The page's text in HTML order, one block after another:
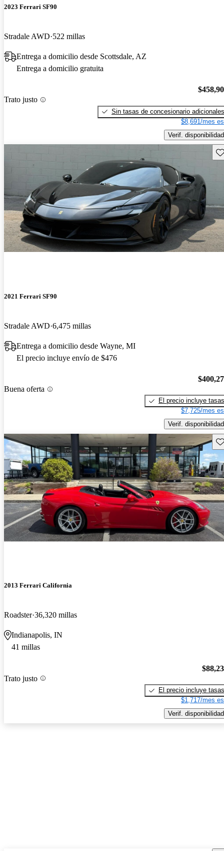
2023 Ferrari SF90
Stradale AWD 522 millas
Entrega a domicilio desde Scottsdale, AZ
Entrega a domicilio gratuita
Trato justo
Sin tasas de concesionario adicionales
$8,691/mes
Verif. disponibilidad
2021 Ferrari SF90
Stradale AWD 6,475 millas
Entrega a domicilio desde Wayne, MI
El precio incluye envío de $476
Buena oferta
El precio incluye tasas
$7,725/mes
Verif. disponibilidad
2013 Ferrari California
Roadster 36,320 millas
Indianapolis, IN
41 millas
Trato justo
El precio incluye tasas
$1,717/mes
Verif. disponibilidad